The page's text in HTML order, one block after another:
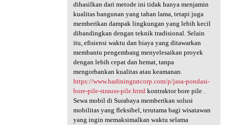
dihasilkan dari metode ini tidak hanya menjamin
kualitas bangunan yang tahan lama, tetapi juga
memberikan dampak lingkungan yang lebih kecil
dibandingkan dengan teknik tradisional. Selain
itu, efisiensi waktu dan biaya yang ditawarkan
membantu pengembang menyelesaikan proyek
dengan lebih cepat dan hemat, tanpa
mengorbankan kualitas atau keamanan.
https://www.hadiningratcorp.com/p/jasa-pondasi-
bore-pile-strauss-pile.htmlkontraktor bore pile .
Sewa mobil di Surabaya memberikan solusi
mobilitas yang fleksibel, terutama bagi wisatawan
yang ingin memaksimalkan waktu selama